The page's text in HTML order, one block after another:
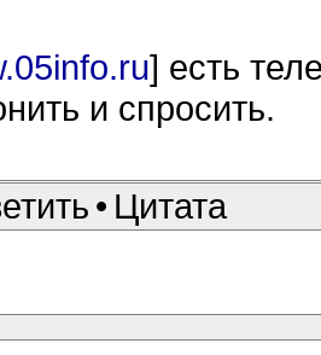
] есть
и спросить.
• Цитата